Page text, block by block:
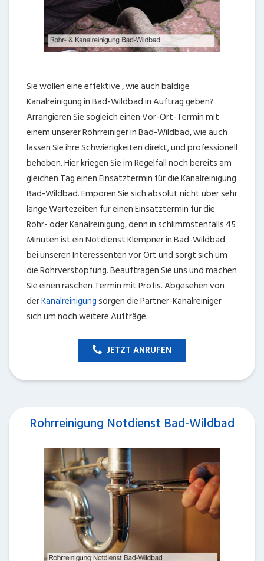
Sie wollen eine effektive , wie auch baldige
Kanalreinigung in Bad-Wildbad in Auftrag geben?
Arrangieren Sie sogleich einen Vor-Ort-Termin mit
einem unserer Rohrreiniger in Bad-Wildbad, wie auch
lassen Sie ihre Schwierigkeiten direkt, und professionell
beheben. Hier kriegen Sie im Regelfall noch bereits am
gleichen Tag einen Einsatztermin für die Kanalreinigung
Bad-Wildbad. Empören Sie sich absolut nicht über sehr
lange Wartezeiten für einen Einsatztermin für die
Rohr- oder Kanalreinigung, denn in schlimmstenfalls 45
Minuten ist ein Notdienst Klempner in Bad-Wildbad
bei unseren Interessenten vor Ort und sorgt sich um
die Rohrverstopfung. Beauftragen Sie uns und machen
Sie einen raschen Termin mit Profis. Abgesehen von
derKanalreinigungsorgen die Partner-Kanalreiniger
sich um noch weitere Aufträge.
JETZT ANRUFEN
Rohrreinigung Notdienst Bad-Wildbad